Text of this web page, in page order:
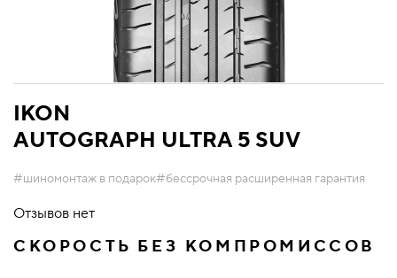
IKON
AUTOGRAPH ULTRA 5 SUV
#шиномонтаж в подарок#бессрочная расширенная гарантия
Отзывов нет
СКОРОСТЬ БЕЗ КОМПРОМИССОВ